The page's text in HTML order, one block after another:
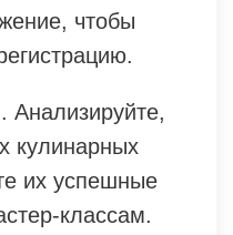
чтобы
Анализируйте,
кулинарных
их успешные
классам.